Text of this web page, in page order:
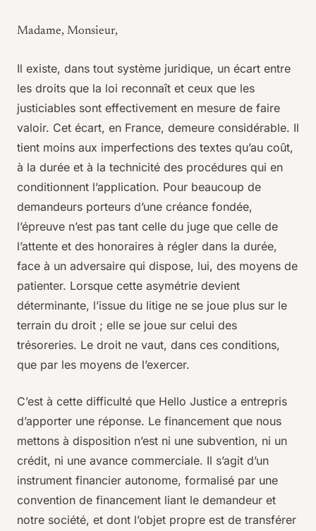
Madame, Monsieur,
Il existe, dans tout système juridique, un écart entre
les droits que la loi reconnaît et ceux que les
justiciables sont effectivement en mesure de faire
valoir. Cet écart, en France, demeure considérable. Il
tient moins aux imperfections des textes qu’au coût,
à la durée et à la technicité des procédures qui en
conditionnent l’application. Pour beaucoup de
demandeurs porteurs d’une créance fondée,
l’épreuve n’est pas tant celle du juge que celle de
l’attente et des honoraires à régler dans la durée,
face à un adversaire qui dispose, lui, des moyens de
patienter. Lorsque cette asymétrie devient
déterminante, l’issue du litige ne se joue plus sur le
terrain du droit ; elle se joue sur celui des
trésoreries. Le droit ne vaut, dans ces conditions,
que par les moyens de l’exercer.
C’est à cette difficulté que Hello Justice a entrepris
d’apporter une réponse. Le financement que nous
mettons à disposition n’est ni une subvention, ni un
crédit, ni une avance commerciale. Il s’agit d’un
instrument financier autonome, formalisé par une
convention de financement liant le demandeur et
notre société, et dont l’objet propre est de transférer